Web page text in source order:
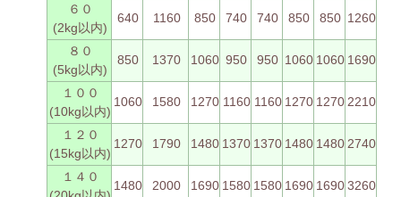
６０
(2kg以内)
640 1160 850 740 740 850 850 1260
８０
(5kg以内)
850 1370 1060 950 950 1060 1060 1690
１００
(10kg以内)
1060 1580 1270 1160 1160 1270 1270 2210
１２０
(15kg以内)
1270 1790 1480 1370 1370 1480 1480 2740
１４０
1480 2000 1690 1580 1580 1690 16903260